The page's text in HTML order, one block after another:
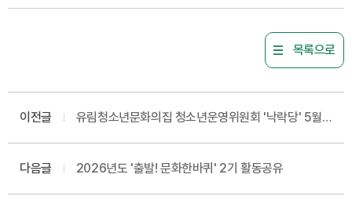
목록으로
이전글
유림청소년문화의집 청소년운영위원회 '낙락당' 5월
다음글 2026년도 '출발! 문화한바퀴' 2기 활동공유